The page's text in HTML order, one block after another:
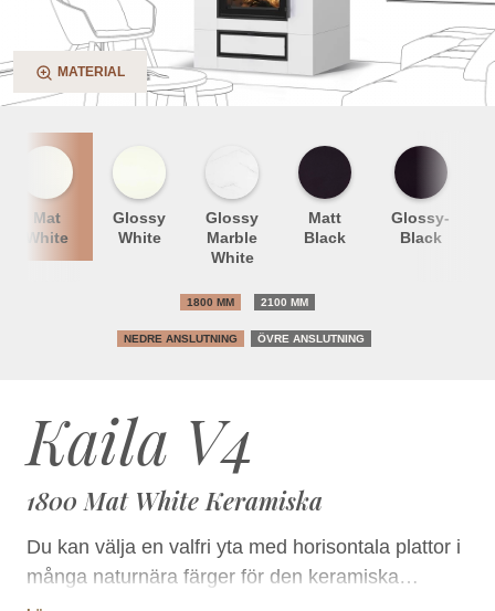
MATERIAL
Kaila V4
1800 Mat White Keramiska
Du kan välja en valfri yta med horisontala plattor i
många naturnära färger för den keramiska
eldstaden Kaila V4 från kollektionen Kermansavi.
Mat
White
Glossy
White
Glossy
Marble
White
Matt
Black
Glossy-
Black
1800 MM 2100 MM
NEDRE ANSLUTNING ÖVRE ANSLUTNING